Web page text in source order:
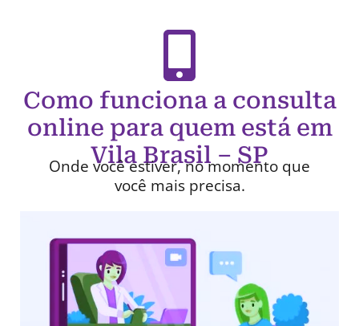
Como funciona a consulta
online para quem está em
Vila Brasil – SP
Onde você estiver, no momento que
você mais precisa.